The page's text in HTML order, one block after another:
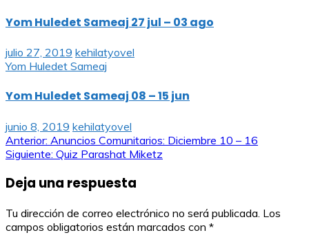
Yom Huledet Sameaj 27 jul – 03 ago
julio 27, 2019 kehilatyovel
Yom Huledet Sameaj
Yom Huledet Sameaj 08 – 15 jun
junio 8, 2019 kehilatyovel
Navegación
entradas
Anterior: Anuncios Comunitarios: Diciembre 10 – 16
Siguiente: Quiz Parashat Miketz
Deja una respuesta
Tu dirección de correo electrónico no será publicada. Los
campos obligatorios están marcados con *